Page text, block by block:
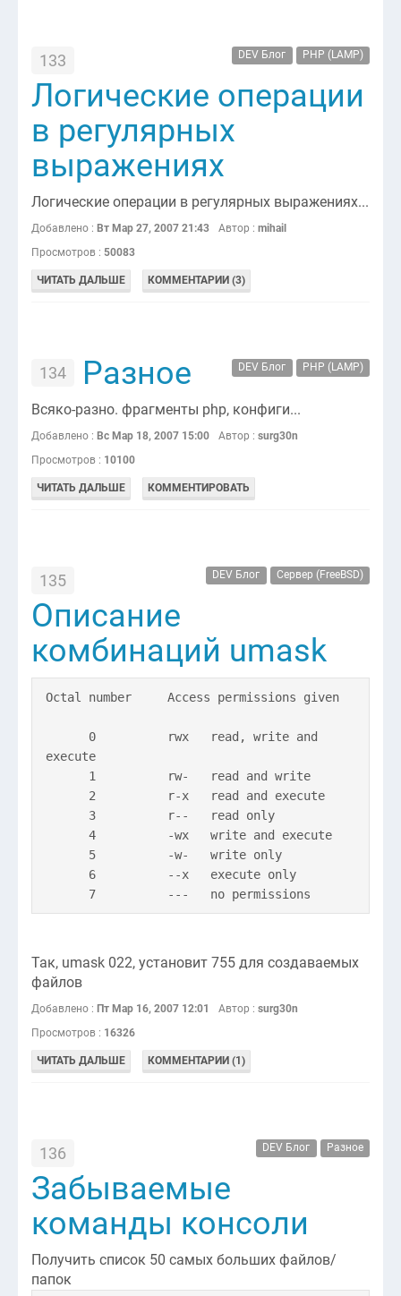
DEV Блог PHP (LAMP)
133
Логические операции
в регулярных
выражениях
Логические операции в регулярных выражениях...
Добавлено : Вт Мар 27, 2007 21:43 Автор : mihail
Просмотров : 50083
ЧИТАТЬ ДАЛЬШЕ КОММЕНТАРИИ (3)
DEV Блог PHP (LAMP)
134 Разное
Всяко-разно. фрагменты php, конфиги...
Добавлено : Вс Мар 18, 2007 15:00 Автор : surg30n
Просмотров : 10100
ЧИТАТЬ ДАЛЬШЕ КОММЕНТИРОВАТЬ
DEV Блог Сервер (FreeBSD)
135
Описание
комбинаций umask
Octal number Access permissions given
0 rwx read, write and
execute
1 rw- read and write
2 r-x read and execute
3 r-- read only
4 -wx write and execute
5 -w- write only
6 --x execute only
7 --- no permissions
Так, umask 022, установит 755 для создаваемых
файлов
Добавлено : Пт Мар 16, 2007 12:01 Автор : surg30n
Просмотров : 16326
ЧИТАТЬ ДАЛЬШЕ КОММЕНТАРИИ (1)
DEV Блог Разное
136
Забываемые
команды консоли
Получить список 50 самых больших файлов/
папок